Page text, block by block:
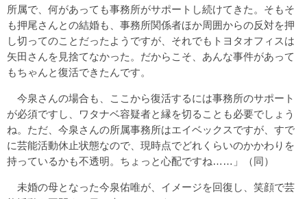
所属で、何があっても事務所がサポートし続けてきた。そもそ
も押尾さんとの結婚も、事務所関係者ほか周囲からの反対を押
し切ってのことだったようですが、それでもトヨタオフィスは
矢田さんを見捨てなかった。だからこそ、あんな事件があって
もちゃんと復活できたんです。
今泉さんの場合も、ここから復活するには事務所のサポート
が必須ですし、ワタナベ容疑者と縁を切ることも必要でしょう
ね。ただ、今泉さんの所属事務所はエイベックスですが、すで
に芸能活動休止状態なので、現時点でどれくらいのかかわりを
持っているかも不透明。ちょっと心配ですね……」（同）
未婚の母となった今泉佑唯が、イメージを回復し、笑顔で芸